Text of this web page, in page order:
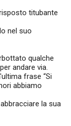
titubante
nel suo
qualche
andare via.
frase “Si
abbiamo
la sua